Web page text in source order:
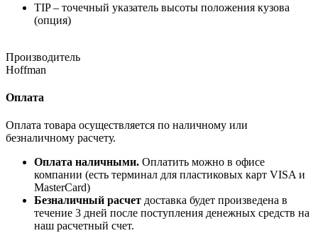
TIP – точечный указатель высоты положения кузова
(опция)
Производитель
Hoffman
Оплата
Оплата товара осуществляется по наличному или
безналичному расчету.
Оплата наличными. Оплатить можно в офисе
компании (есть терминал для пластиковых карт VISA и
MasterCard)
Безналичный расчет доставка будет произведена в
течение 3 дней после поступления денежных средств на
наш расчетный счет.